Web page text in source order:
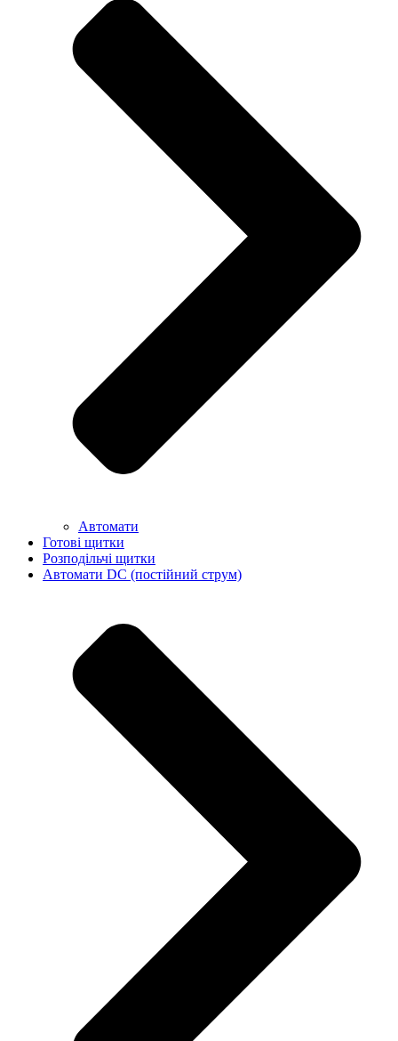
Автомати
Готові щитки
Розподільчі щитки
Автомати DC (постійний струм)